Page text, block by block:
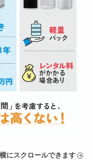
いので、その点は気に
りやりません。
ので、たまに数週間水
わない時があります。
って結束バンドで結ば
少し面倒です。
？
面倒なことは一切ありま
横にスクロールできます